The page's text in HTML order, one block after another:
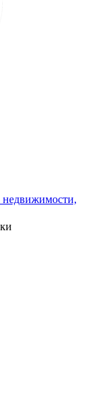
недвижимости,